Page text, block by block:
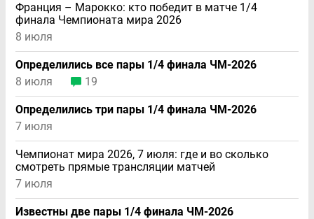
Франция – Марокко: кто победит в матче 1/4
финала Чемпионата мира 2026
8 июля
Определились все пары 1/4 финала ЧМ-2026
8 июля
19
Определились три пары 1/4 финала ЧМ-2026
7 июля
Чемпионат мира 2026, 7 июля: где и во сколько
смотреть прямые трансляции матчей
7 июля
Известны две пары 1/4 финала ЧМ-2026